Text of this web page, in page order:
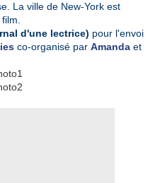
La ville de New-York est
d'une lectrice) pour l'envoi
co-organisé par Amanda et